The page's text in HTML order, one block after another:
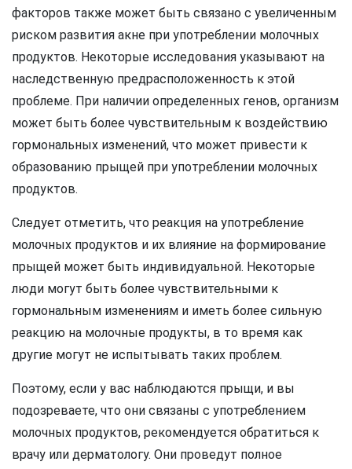
факторов также может быть связано с увеличенным
риском развития акне при употреблении молочных
продуктов. Некоторые исследования указывают на
наследственную предрасположенность к этой
проблеме. При наличии определенных генов, организм
может быть более чувствительным к воздействию
гормональных изменений, что может привести к
образованию прыщей при употреблении молочных
продуктов.
Следует отметить, что реакция на употребление
молочных продуктов и их влияние на формирование
прыщей может быть индивидуальной. Некоторые
люди могут быть более чувствительными к
гормональным изменениям и иметь более сильную
реакцию на молочные продукты, в то время как
другие могут не испытывать таких проблем.
Поэтому, если у вас наблюдаются прыщи, и вы
подозреваете, что они связаны с употреблением
молочных продуктов, рекомендуется обратиться к
врачу или дерматологу. Они проведут полное